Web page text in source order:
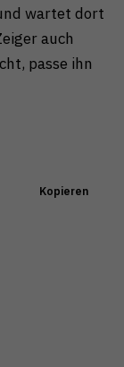
wartet dort
auch
passe ihn
Kopieren